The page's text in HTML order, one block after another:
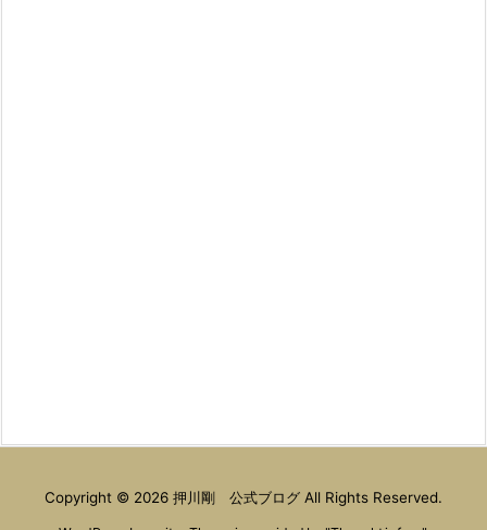
Copyright © 2026 押川剛 公式ブログ All Rights Reserved.